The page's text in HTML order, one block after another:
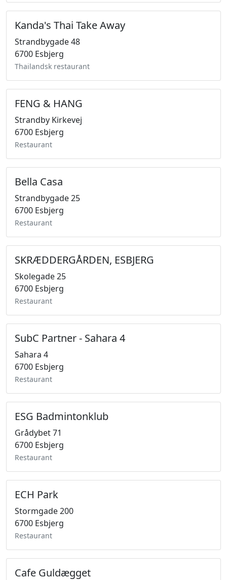
Kanda's Thai Take Away
Strandbygade 48
6700 Esbjerg
Thailandsk restaurant
FENG & HANG
Strandby Kirkevej
6700 Esbjerg
Restaurant
Bella Casa
Strandbygade 25
6700 Esbjerg
Restaurant
SKRÆDDERGÅRDEN, ESBJERG
Skolegade 25
6700 Esbjerg
Restaurant
SubC Partner - Sahara 4
Sahara 4
6700 Esbjerg
Restaurant
ESG Badmintonklub
Grådybet 71
6700 Esbjerg
Restaurant
ECH Park
Stormgade 200
6700 Esbjerg
Restaurant
Cafe Guldægget